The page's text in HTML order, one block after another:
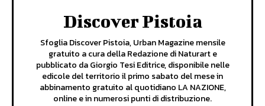
Discover Pistoia
Sfoglia Discover Pistoia, Urban Magazine mensile
gratuito a cura della Redazione di Naturart e
pubblicato da Giorgio Tesi Editrice, disponibile nelle
edicole del territorio il primo sabato del mese in
abbinamento gratuito al quotidiano LA NAZIONE,
online e in numerosi punti di distribuzione.